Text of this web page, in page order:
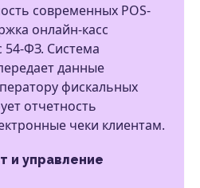
современных POS-
онлайн-касс
54-ФЗ. Система
данные
фискальных
отчетность
чеки клиентам.
и управление